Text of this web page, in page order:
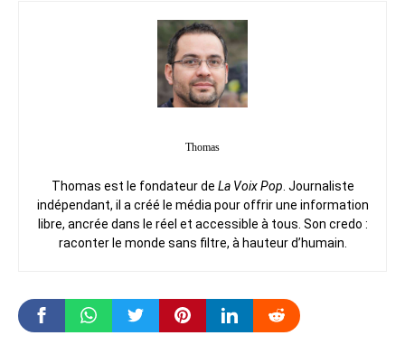
Thomas
Thomas est le fondateur de La Voix Pop . Journaliste
indépendant, il a créé le média pour offrir une information
libre, ancrée dans le réel et accessible à tous. Son credo :
raconter le monde sans filtre, à hauteur d’humain.